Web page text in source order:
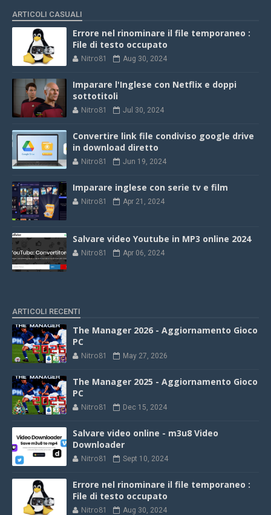
ARTICOLI CASUALI
Errore nel rinominare il file temporaneo :
File di testo occupato
Nitro81 Aug 30, 2024
Imparare l'Inglese con Netflix e doppi
sottotitoli
Nitro81 Jul 30, 2024
Convertire link file condiviso google drive
in download diretto
Nitro81 Jun 19, 2024
Imparare inglese con serie tv e film
Nitro81 Apr 21, 2024
Salvare video Youtube in MP3 online 2024
Nitro81 Apr 06, 2024
ARTICOLI RECENTI
The Manager 2026 - Aggiornamento Gioco
PC
Nitro81 May 27, 2026
The Manager 2025 - Aggiornamento Gioco
PC
Nitro81 Dec 15, 2024
Salvare video online - m3u8 Video
Downloader
Nitro81 Sept 10, 2024
Errore nel rinominare il file temporaneo :
File di testo occupato
Nitro81 Aug 30, 2024